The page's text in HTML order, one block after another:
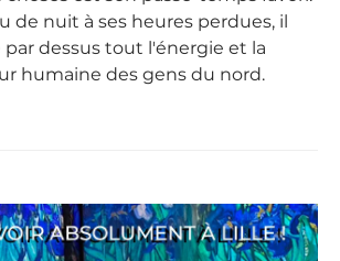
de nuit à ses heures perdues, il
par dessus tout l'énergie et la
humaine des gens du nord.